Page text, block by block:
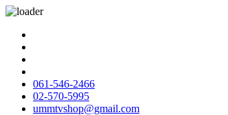
061-546-2466
02-570-5995
ummtvshop@gmail.com